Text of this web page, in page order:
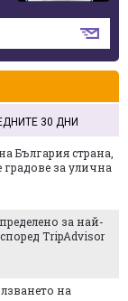
30 ДНИ
България страна,
градове за улична
за най-
TripAdvisor
на